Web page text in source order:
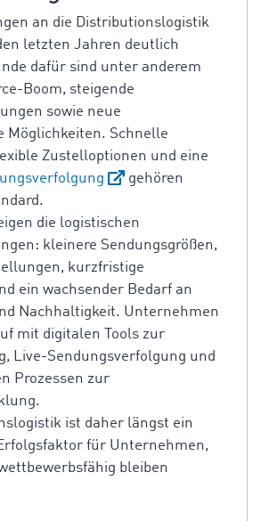
an die Distributionslogistik
letzten Jahren deutlich
dafür sind unter anderem
Boom, steigende
sowie neue
Möglichkeiten. Schnelle
Zustelloptionen und eine
gehören
die logistischen
kleinere Sendungsgrößen,
kurzfristige
ein wachsender Bedarf an
Nachhaltigkeit. Unternehmen
mit digitalen Tools zur
Live-Sendungsverfolgung und
Prozessen zur
ist daher längst ein
für Unternehmen,
bleiben